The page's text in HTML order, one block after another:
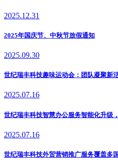
2025.12.31
2025年国庆节、中秋节放假通知
2025.09.30
世纪瑞丰科技趣味运动会：团队凝聚新
2025.07.16
世纪瑞丰科技智慧办公服务智能化升级
2025.07.16
世纪瑞丰科技外贸营销推广服务覆盖多